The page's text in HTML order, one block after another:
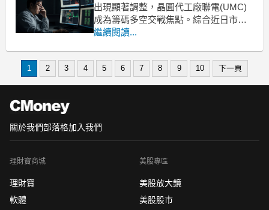
出現顯著調整，晶圓代工廠聯電(UMC)
成為籌碼多空交戰焦點。綜合近日市場
動態，法人對聯電的買賣操作呈現快速
電連續4個交易日買進，單日買超放大至
繼續閱讀...
1 2 3 4 5 6 7 8 9 10 下一頁
關於我們部落格加入我們
理財寶商城
理財寶
軟體
美股專區
美股放大鏡
美股股市